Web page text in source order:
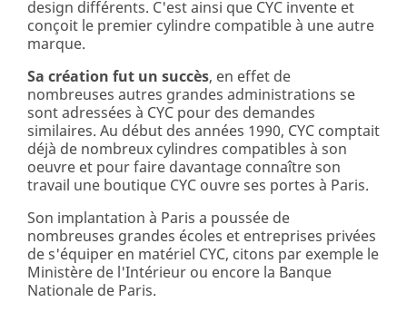
design différents. C'est ainsi que CYC invente et
conçoit le premier cylindre compatible à une autre
marque.
Sa création fut un succès, en effet de
nombreuses autres grandes administrations se
sont adressées à CYC pour des demandes
similaires. Au début des années 1990, CYC comptait
déjà de nombreux cylindres compatibles à son
oeuvre et pour faire davantage connaître son
travail une boutique CYC ouvre ses portes à Paris.
Son implantation à Paris a poussée de
nombreuses grandes écoles et entreprises privées
de s'équiper en matériel CYC, citons par exemple le
Ministère de l'Intérieur ou encore la Banque
Nationale de Paris.